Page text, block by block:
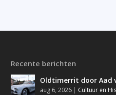
Recente berichten
Oldtimerrit door Aad
aug 6, 2026 | Cultuur en